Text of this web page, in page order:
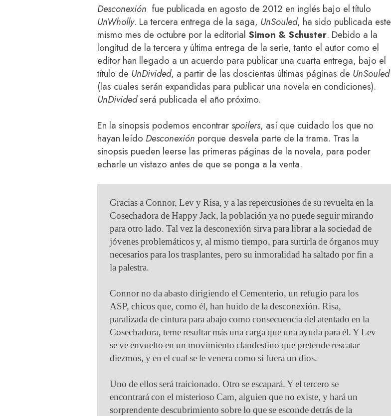
Desconexión fue publicada en agosto de 2012 en inglés bajo el título
UnWholly. La tercera entrega de la saga, UnSouled, ha sido publicada este
mismo mes de octubre por la editorial Simon & Schuster. Debido a la
longitud de la tercera y última entrega de la serie, tanto el autor como el
editor han llegado a un acuerdo para publicar una cuarta entrega, bajo el
título de UnDivided, a partir de las doscientas últimas páginas de UnSouled
(las cuales serán expandidas para publicar una novela en condiciones).
UnDividedserá publicada el año próximo.
En la sinopsis podemos encontrar spoilers, así que cuidado los que no
hayan leído Desconexión porque desvela parte de la trama. Tras la
sinopsis pueden leerse las primeras páginas de la novela, para poder
echarle un vistazo antes de que se ponga a la venta.
Gracias a Connor, Lev y Risa, y a las repercusiones de su revuelta en la
Cosechadora de Happy Jack, la población ya no puede seguir mirando
para otro lado. Tal vez la desconexión sirva para librar a la sociedad de
jóvenes problemáticos y, al mismo tiempo, para surtirla de órganos muy
necesarios para los trasplantes, pero su inmoralidad ha saltado por fin a
la palestra.
Connor no da abasto dirigiendo el Cementerio, un refugio para los
ASP, chicos que, como él, han huido de la desconexión. Risa,
paralizada de cintura para abajo como consecuencia del atentado en la
Cosechadora, teme resultar más una carga que una ayuda para él. Y Lev
se ve envuelto en un movimiento clandestino que pretende rescatar
diezmos, y en el cual se le venera como si fuera un dios.
Uno de ellos será traicionado. Otro se escapará. Y el tercero se
encontrará con el misterioso Cam, alguien que no existe, y hará un
sorprendente descubrimiento sobre lo que se esconde detrás de la